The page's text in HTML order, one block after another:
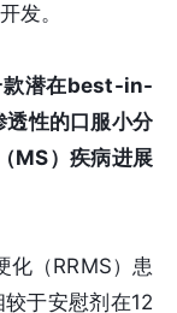
发。
款潜在best-in-
性的口服小分
MS）疾病进展
化（RRMS）患
于安慰剂在12